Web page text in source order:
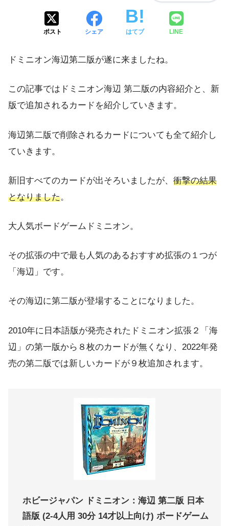
ポスト シェア はてブ LINE
ドミニオン海辺第二版が遂に来ましたね。
この記事ではドミニオン海辺 第二版の内容紹介と、新
版で追加されるカードを紹介していきます。
海辺第二版で削除されるカードについても全て紹介し
ていきます。
新旧すべてのカードが出そろいましたが、 衝撃の結果
となりました。
大人気ボードゲームドミニオン。
その拡張の中で最も人気のあるおすすめ拡張の１つが
「海辺」です。
その海辺に第二版が登場することになりました。
2010年に日本語版が発売されたドミニオン拡張２「海
辺」の第一版から８枚のカードが無くなり、2022年発
売の第二版では新しいカードが９枚追加されます。
ホビージャパン ドミニオン：海辺 第二版 日本
語版 (2-4人用 30分 14才以上向け) ボードゲーム